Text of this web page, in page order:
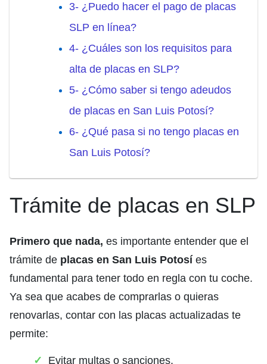
3- ¿Puedo hacer el pago de placas
SLP en línea?
4- ¿Cuáles son los requisitos para
alta de placas en SLP?
5- ¿Cómo saber si tengo adeudos
de placas en San Luis Potosí?
6- ¿Qué pasa si no tengo placas en
San Luis Potosí?
Trámite de placas en SLP
Primero que nada, es importante entender que el
trámite de placas en San Luis Potosí es
fundamental para tener todo en regla con tu coche.
Ya sea que acabes de comprarlas o quieras
renovarlas, contar con las placas actualizadas te
permite:
Evitar multas o sanciones.